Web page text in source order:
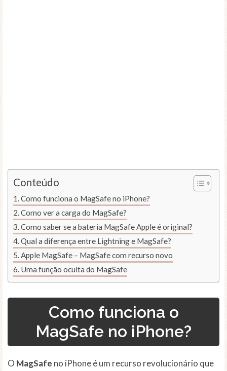
Conteúdo
Como funciona o MagSafe no iPhone?
Como ver a carga do MagSafe?
Como saber se a bateria MagSafe Apple é original?
Qual a diferença entre Lightning e MagSafe?
Apple MagSafe – MagSafe com recurso novo
Uma função oculta do MagSafe
Como funciona o
MagSafe no iPhone?
O MagSafe no iPhone é um recurso revolucionário que